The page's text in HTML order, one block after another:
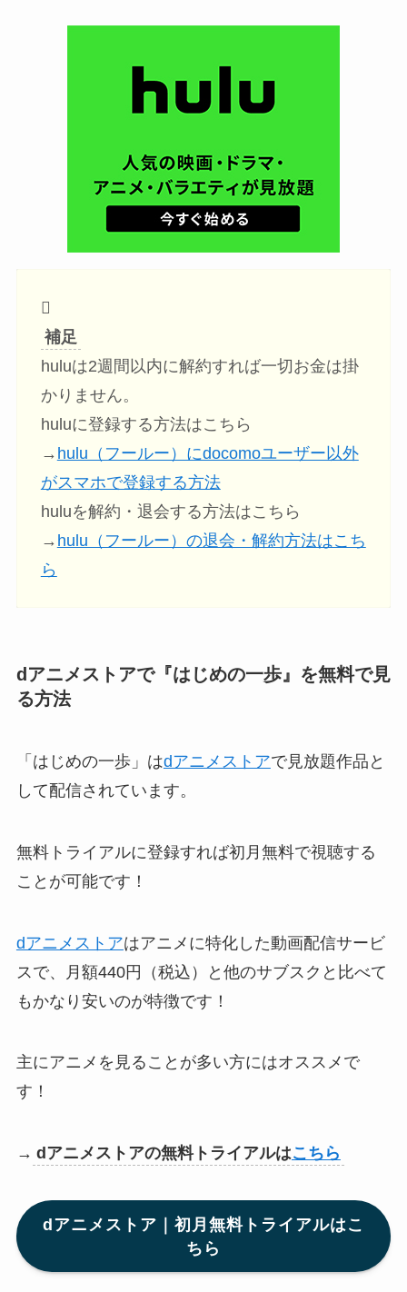
補足
huluは2週間以内に解約すれば一切お金は掛
かりません。
huluに登録する方法はこちら
→ hulu（フールー）にdocomoユーザー以外
がスマホで登録する方法
huluを解約・退会する方法はこちら
→ hulu（フールー）の退会・解約方法はこち
ら
dアニメストアで『はじめの一歩』を無料で見
る方法
「はじめの一歩」はdアニメストアで見放題作品と
して配信されています。
無料トライアルに登録すれば初月無料で視聴する
ことが可能です！
dアニメストアはアニメに特化した動画配信サービ
スで、月額440円（税込）と他のサブスクと比べて
もかなり安いのが特徴です！
主にアニメを見ることが多い方にはオススメで
す！
→ dアニメストアの無料トライアルはこちら
dアニメストア｜初月無料トライアルはこ
ちら